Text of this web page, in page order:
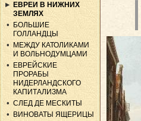
ЕВРЕИ В НИЖНИХ
ЗЕМЛЯХ
БОЛЬШИЕ
ГОЛЛАНДЦЫ
МЕЖДУ КАТОЛИКАМИ
И ВОЛЬНОДУМЦАМИ
ЕВРЕЙСКИЕ
ПРОРАБЫ
НИДЕРЛАНДСКОГО
КАПИТАЛИЗМА
СЛЕД ДЕ МЕСКИТЫ
ВИНОВАТЫ ЯЩЕРИЦЫ